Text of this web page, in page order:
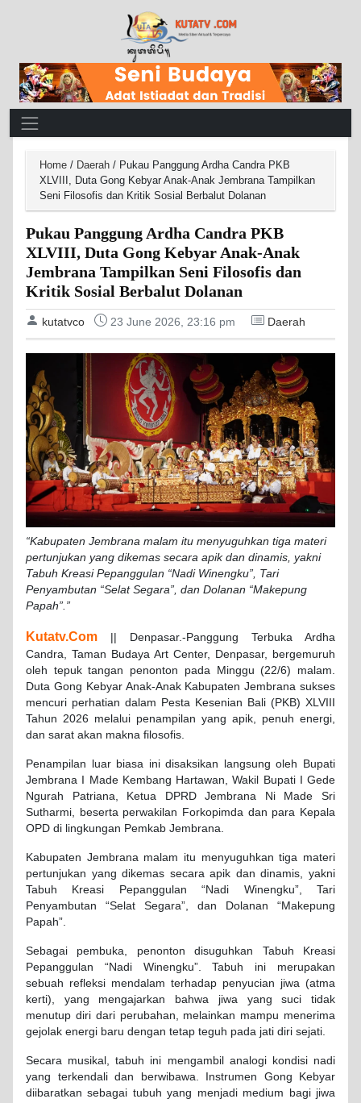
Main Navigation
Home / Daerah / Pukau Panggung Ardha Candra PKB
XLVIII, Duta Gong Kebyar Anak-Anak Jembrana Tampilkan
Seni Filosofis dan Kritik Sosial Berbalut Dolanan
Pukau Panggung Ardha Candra PKB
XLVIII, Duta Gong Kebyar Anak-Anak
Jembrana Tampilkan Seni Filosofis dan
Kritik Sosial Berbalut Dolanan
kutatvco 23 June 2026, 23:16 pm Daerah
“Kabupaten Jembrana malam itu menyuguhkan tiga materi
pertunjukan yang dikemas secara apik dan dinamis, yakni
Tabuh Kreasi Pepanggulan “Nadi Winengku”, Tari
Penyambutan “Selat Segara”, dan Dolanan “Makepung
Papah”.”
Kutatv.Com || Denpasar.-Panggung Terbuka Ardha
Candra, Taman Budaya Art Center, Denpasar, bergemuruh
oleh tepuk tangan penonton pada Minggu (22/6) malam.
Duta Gong Kebyar Anak-Anak Kabupaten Jembrana sukses
mencuri perhatian dalam Pesta Kesenian Bali (PKB) XLVIII
Tahun 2026 melalui penampilan yang apik, penuh energi,
dan sarat akan makna filosofis.
Penampilan luar biasa ini disaksikan langsung oleh Bupati
Jembrana I Made Kembang Hartawan, Wakil Bupati I Gede
Ngurah Patriana, Ketua DPRD Jembrana Ni Made Sri
Sutharmi, beserta perwakilan Forkopimda dan para Kepala
OPD di lingkungan Pemkab Jembrana.
Kabupaten Jembrana malam itu menyuguhkan tiga materi
pertunjukan yang dikemas secara apik dan dinamis, yakni
Tabuh Kreasi Pepanggulan “Nadi Winengku”, Tari
Penyambutan “Selat Segara”, dan Dolanan “Makepung
Papah”.
Sebagai pembuka, penonton disuguhkan Tabuh Kreasi
Pepanggulan “Nadi Winengku”. Tabuh ini merupakan
sebuah refleksi mendalam terhadap penyucian jiwa (atma
kerti), yang mengajarkan bahwa jiwa yang suci tidak
menutup diri dari perubahan, melainkan mampu menerima
gejolak energi baru dengan tetap teguh pada jati diri sejati.
Secara musikal, tabuh ini mengambil analogi kondisi nadi
yang terkendali dan berwibawa. Instrumen Gong Kebyar
diibaratkan sebagai tubuh yang menjadi medium bagi jiwa